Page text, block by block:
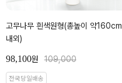
고무나무 흰색원형(총높이 약160cm
내외)
98,100원 109,000
전국당일배송